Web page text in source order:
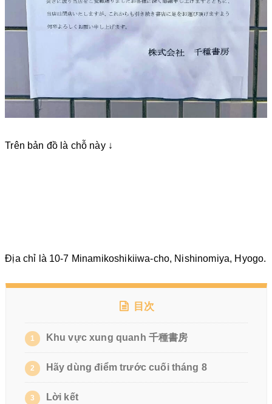
Trên bản đồ là chỗ này ↓
Địa chỉ là 10-7 Minamikoshikiiwa-cho, Nishinomiya, Hyogo.
目次
1 Khu vực xung quanh 千種書房
2 Hãy dùng điểm trước cuối tháng 8
3 Lời kết